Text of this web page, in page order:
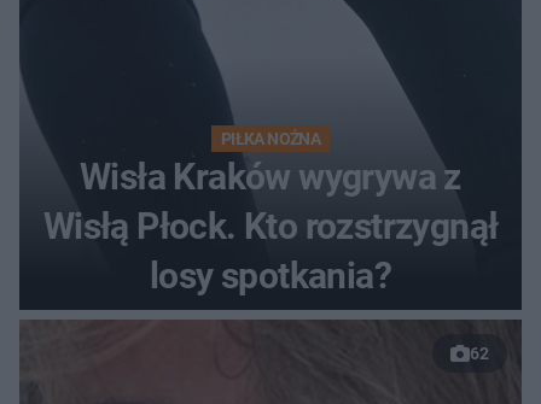
PIŁKA NOŻNA
Wisła Kraków wygrywa z
Wisłą Płock. Kto rozstrzygnął
losy spotkania?
62